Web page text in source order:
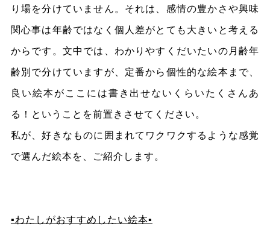
り場を分けていません。それは、感情の豊かさや興味
関心事は年齢ではなく個人差がとても大きいと考える
からです。文中では、わかりやすくだいたいの月齢年
齢別で分けていますが、定番から個性的な絵本まで、
良い絵本がここには書き出せないくらいたくさんあ
る！ということを前置きさせてください。
私が、好きなものに囲まれてワクワクするような感覚
で選んだ絵本を、ご紹介します。
▪️わたしがおすすめしたい絵本▪️